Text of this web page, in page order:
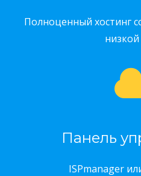
Полноценный хостинг
Панель
ISPmanager